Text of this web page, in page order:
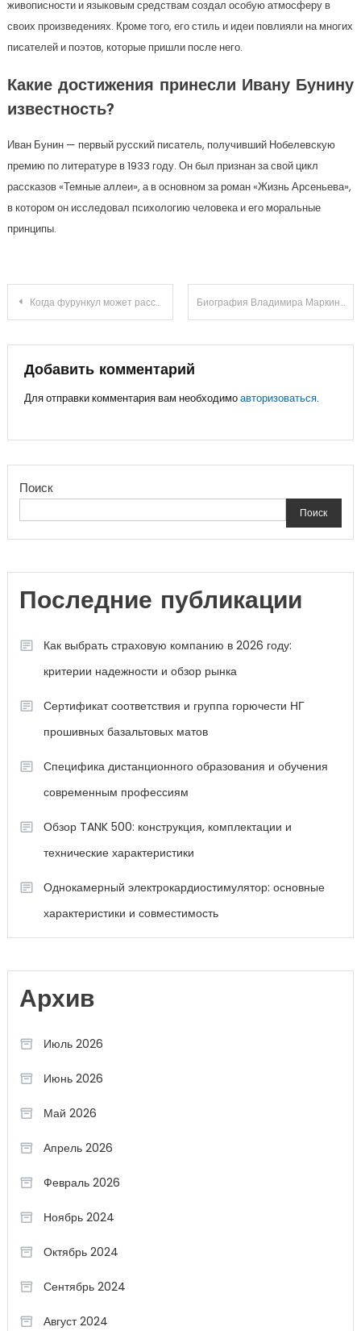
живописности и языковым средствам создал особую атмосферу в
своих произведениях. Кроме того, его стиль и идеи повлияли на многих
писателей и поэтов, которые пришли после него.
Какие достижения принесли Ивану Бунину
известность?
Иван Бунин — первый русский писатель, получивший Нобелевскую
премию по литературе в 1933 году. Он был признан за свой цикл
рассказов «Темные аллеи», а в основном за роман «Жизнь Арсеньева»,
в котором он исследовал психологию человека и его моральные
принципы.
Навигация
по
записям
Когда фурункул может рассосаться сам Биография Владимира Маркина — талантливого певца и его успехи в музыкальной индустрии
Добавить комментарий
Для отправки комментария вам необходимоавторизоваться.
Поиск
Поиск
Последние публикации
Как выбрать страховую компанию в 2026 году:
критерии надежности и обзор рынка
Сертификат соответствия и группа горючести НГ
прошивных базальтовых матов
Специфика дистанционного образования и обучения
современным профессиям
Обзор TANK 500: конструкция, комплектации и
технические характеристики
Однокамерный электрокардиостимулятор: основные
характеристики и совместимость
Архив
Июль 2026
Июнь 2026
Май 2026
Апрель 2026
Февраль 2026
Ноябрь 2024
Октябрь 2024
Сентябрь 2024
Август 2024